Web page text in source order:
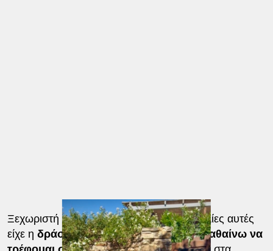
Ξεχωριστή θέση ανάμεσα στις πρωτοβουλίες αυτές
είχε η δράση «Αποστολή: Διατροφή | Μαθαίνω να